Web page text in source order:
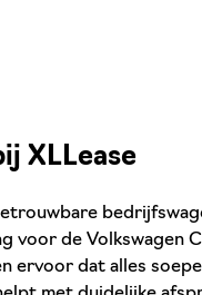
XLLease
voor de Volkswagen
ervoor dat alles